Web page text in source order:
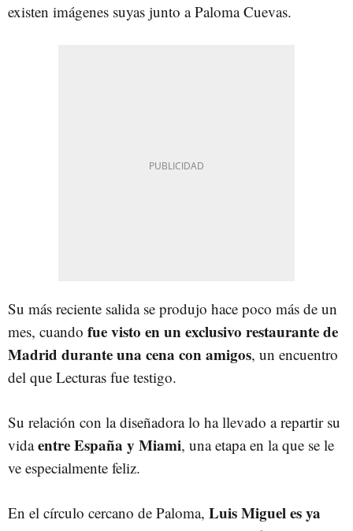
existen imágenes suyas junto a Paloma Cuevas.
Su más reciente salida se produjo hace poco más de un
mes, cuando fue visto en un exclusivo restaurante de
Madrid durante una cena con amigos, un encuentro
del que Lecturas fue testigo.
Su relación con la diseñadora lo ha llevado a repartir su
vidaentre España y Miami, una etapa en la que se le
ve especialmente feliz.
En el círculo cercano de Paloma, Luis Miguel es ya